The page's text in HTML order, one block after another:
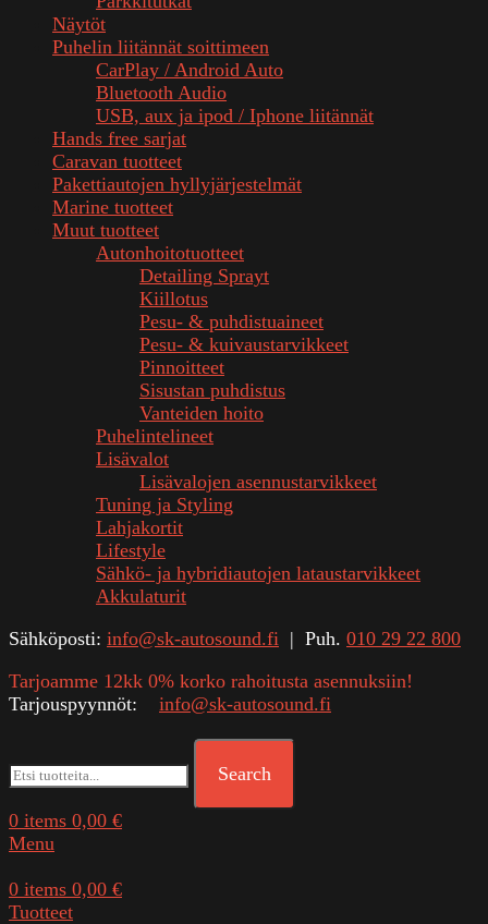
Näytöt
Puhelin liitännät soittimeen
CarPlay / Android Auto
Bluetooth Audio
USB, aux ja ipod / Iphone liitännät
Hands free sarjat
Caravan tuotteet
Pakettiautojen hyllyjärjestelmät
Marine tuotteet
Muut tuotteet
Autonhoitotuotteet
Detailing Sprayt
Kiillotus
Pesu- & puhdistuaineet
Pesu- & kuivaustarvikkeet
Pinnoitteet
Sisustan puhdistus
Vanteiden hoito
Puhelintelineet
Lisävalot
Lisävalojen asennustarvikkeet
Tuning ja Styling
Lahjakortit
Lifestyle
Sähkö- ja hybridiautojen lataustarvikkeet
Akkulaturit
Sähköposti: info@sk-autosound.fi | Puh. 010 29 22 800
Tarjoamme 12kk 0% korko rahoitusta asennuksiin!
Tarjouspyynnöt:
info@sk-autosound.fi
Search
0 items 0,00 €
Menu
0 items 0,00 €
Tuotteet